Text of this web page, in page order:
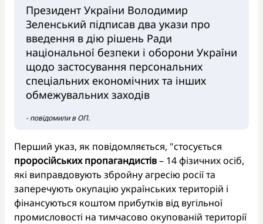
Президент України Володимир
Зеленський підписав два укази про
введення в дію рішень Ради
національної безпеки і оборони України
щодо застосування персональних
спеціальних економічних та інших
обмежувальних заходів
- повідомили в ОП.
Перший указ, як повідомляється, "стосується
проросійських пропагандистів– 14 фізичних осіб,
які виправдовують збройну агресію росії та
заперечують окупацію українських територій і
фінансуються коштом прибутків від вугільної
промисловості на тимчасово окупованій території